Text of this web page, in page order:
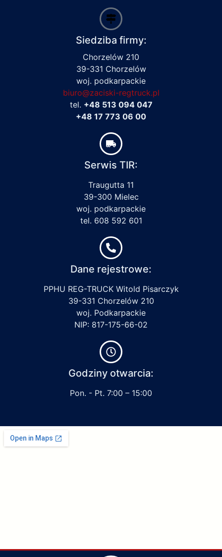
Siedziba firmy:
Chorzelów 210
39-331 Chorzelów
woj. podkarpackie
biuro@zaciski-regtruck.pl
tel. +48 513 094 047
+48 17 773 06 00
Serwis TIR:
Traugutta 11
39-300 Mielec
woj. podkarpackie
tel. 608 592 601
Dane rejestrowe:
PPHU REG-TRUCK Witold Pisarczyk
39-331 Chorzelów 210
woj. Podkarpackie
NIP: 817-175-66-02
Godziny otwarcia:
Pon. - Pt. 7:00 – 15:00